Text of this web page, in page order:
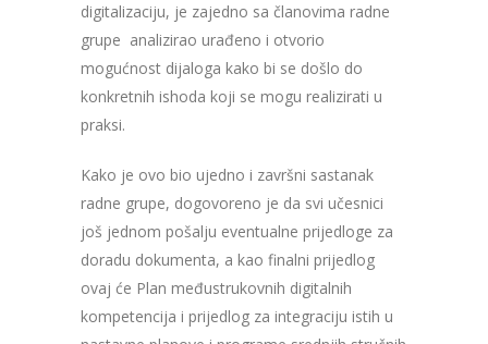
digitalizaciju, je zajedno sa članovima radne
grupe analizirao urađeno i otvorio
mogućnost dijaloga kako bi se došlo do
konkretnih ishoda koji se mogu realizirati u
praksi.
Kako je ovo bio ujedno i završni sastanak
radne grupe, dogovoreno je da svi učesnici
još jednom pošalju eventualne prijedloge za
doradu dokumenta, a kao finalni prijedlog
ovaj će Plan međustrukovnih digitalnih
kompetencija i prijedlog za integraciju istih u